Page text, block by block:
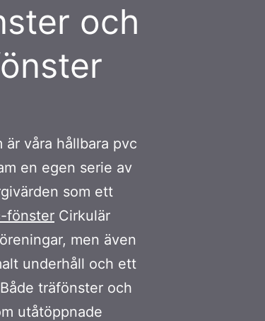
och
våra hållbara pvc
en egen serie av
som ett
fönster Cirkulär
men även
underhåll och ett
träfönster och
utåtöppnade